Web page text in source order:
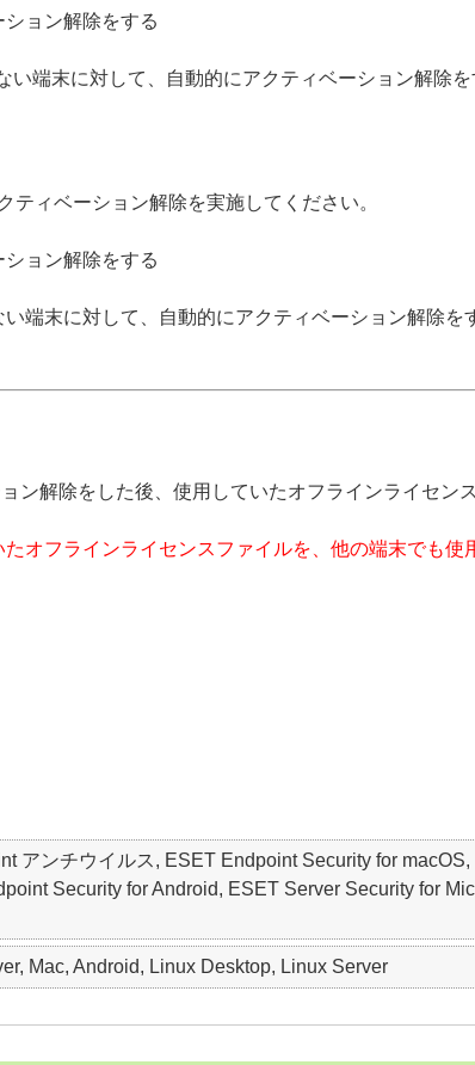
ョン解除をする
端末に対して、自動的にアクティベーション解除を
ィベーション解除を実施してください。
ョン解除をする
端末に対して、自動的にアクティベーション解除を
ン解除をした後、使用していたオフラインライセン
オフラインライセンスファイルを、他の端末でも使
アンチウイルス, ESET Endpoint Security for
Security for Android, ESET Server Security for
Mac, Android, Linux Desktop, Linux Server